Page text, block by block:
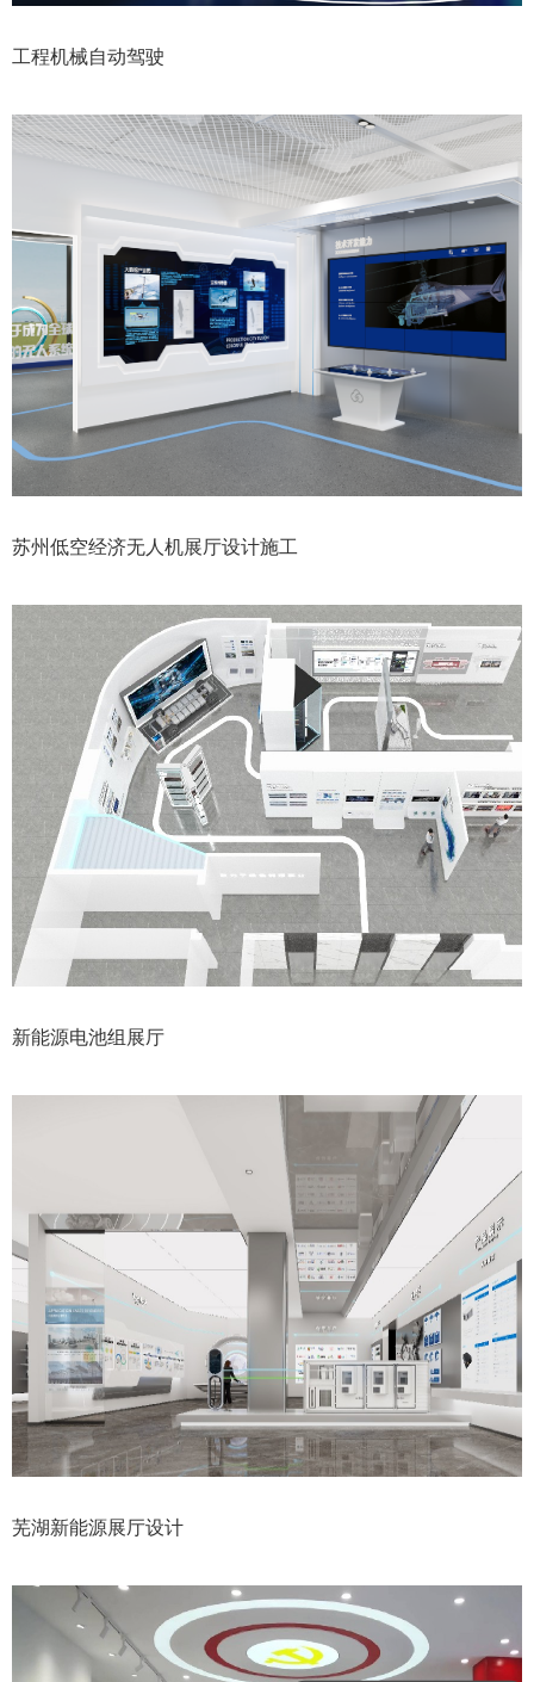
工程机械自动驾驶
苏州低空经济无人机展厅设计施工
新能源电池组展厅
芜湖新能源展厅设计